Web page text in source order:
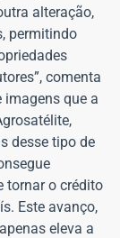
alteração,
permitindo
comenta
imagens que a
desse tipo de
tornar o crédito
Este avanço,
eleva a